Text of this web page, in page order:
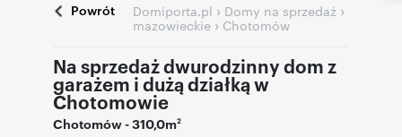
Powrót Domiporta.pl › Domy na sprzedaż ›
mazowieckie › Chotomów
Na sprzedaż dwurodzinny dom z
garażem i dużą działką w
Chotomowie
Chotomów- 310,0m2